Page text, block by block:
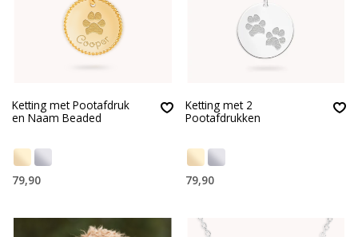
Ketting met Pootafdruk
en Naam Beaded
79,90
Ketting met 2
Pootafdrukken
79,90